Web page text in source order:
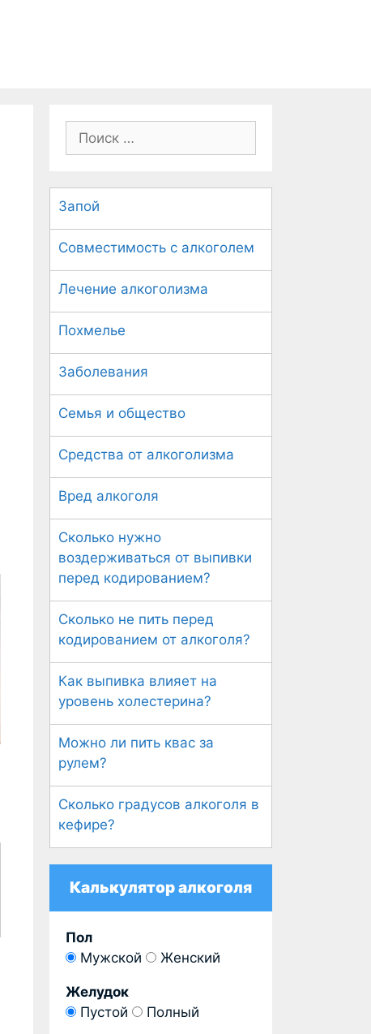
о
с
к
:
Запой
Совместимость с алкоголем
Лечение алкоголизма
Похмелье
Заболевания
Семья и общество
Средства от алкоголизма
Вред алкоголя
Сколько нужно
воздерживаться от выпивки
перед кодированием?
Сколько не пить перед
кодированием от алкоголя?
Как выпивка влияет на
уровень холестерина?
Можно ли пить квас за
рулем?
Сколько градусов алкоголя в
кефире?
Калькулятор алкоголя
Пол
Мужской
Женский
Желудок
Пустой
Полный